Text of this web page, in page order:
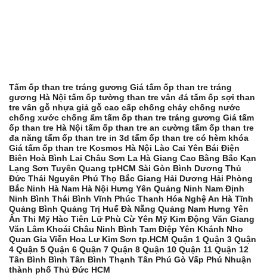
Tấm ốp than tre tráng gương Giá tấm ốp than tre tráng
gương Hà Nội tấm ốp tường than tre vân đá tấm ốp sợi than
tre vân gỗ nhựa giả gỗ cao cấp chống cháy chống nước
chống xước chống ẩm tấm ốp than tre tráng gương Giá tấm
ốp than tre Hà Nội tấm ốp than tre an cường tấm ốp than tre
đa năng tấm ốp than tre in 3d tấm ốp than tre có hèm khóa
Giá tấm ốp than tre Kosmos Hà Nội Lào Cai Yên Bái Điện
Biên Hoà Bình Lai Châu Sơn La Hà Giang Cao Bằng Bắc Kạn
Lạng Sơn Tuyên Quang tpHCM Sài Gòn Bình Dương Thủ
Đức Thái Nguyên Phú Thọ Bắc Giang Hải Dương Hải Phòng
Bắc Ninh Hà Nam Hà Nội Hưng Yên Quảng Ninh Nam Định
Ninh Bình Thái Bình Vĩnh Phúc Thanh Hóa Nghệ An Hà Tĩnh
Quảng Bình Quảng Trị Huế Đà Nẵng Quảng Nam Hưng Yên
Ân Thi Mỹ Hào Tiên Lữ Phù Cừ Yên Mỹ Kim Động Văn Giang
Văn Lâm Khoái Châu Ninh Bình Tam Điệp Yên Khánh Nho
Quan Gia Viễn Hoa Lư Kim Sơn tp.HCM Quận 1 Quận 3 Quận
4 Quận 5 Quận 6 Quận 7 Quận 8 Quận 10 Quận 11 Quận 12
Tân Bình Bình Tân Bình Thạnh Tân Phú Gò Vấp Phú Nhuận
thành phố Thủ Đức HCM